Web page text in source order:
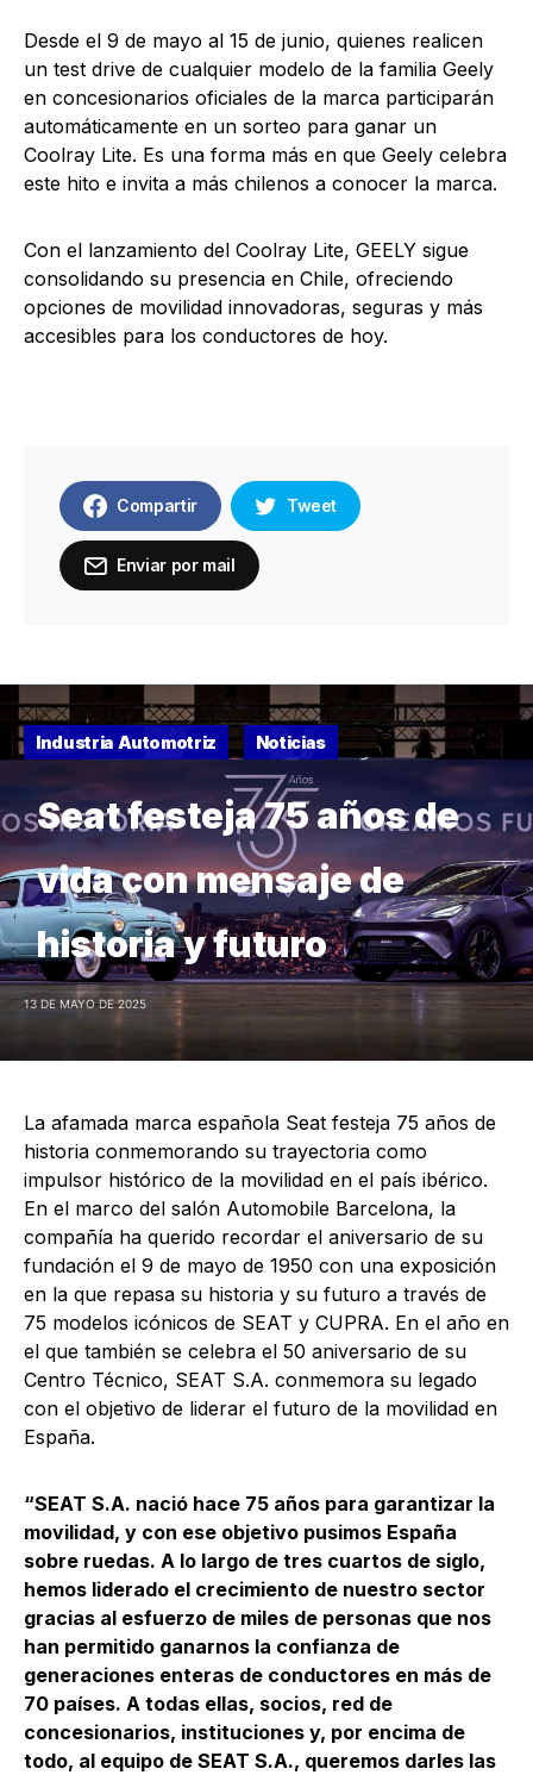
Desde el 9 de mayo al 15 de junio, quienes realicen
un test drive de cualquier modelo de la familia Geely
en concesionarios oficiales de la marca participarán
automáticamente en un sorteo para ganar un
Coolray Lite. Es una forma más en que Geely celebra
este hito e invita a más chilenos a conocer la marca.
Con el lanzamiento del Coolray Lite, GEELY sigue
consolidando su presencia en Chile, ofreciendo
opciones de movilidad innovadoras, seguras y más
accesibles para los conductores de hoy.
Compartir Tweet
Enviar por mail
Industria Automotriz Noticias
Seat festeja 75 años de
vida con mensaje de
historia y futuro
13 DE MAYO DE 2025
La afamada marca española Seat festeja 75 años de
historia conmemorando su trayectoria como
impulsor histórico de la movilidad en el país ibérico.
En el marco del salón Automobile Barcelona, la
compañía ha querido recordar el aniversario de su
fundación el 9 de mayo de 1950 con una exposición
en la que repasa su historia y su futuro a través de
75 modelos icónicos de SEAT y CUPRA. En el año en
el que también se celebra el 50 aniversario de su
Centro Técnico, SEAT S.A. conmemora su legado
con el objetivo de liderar el futuro de la movilidad en
España.
“SEAT S.A. nació hace 75 años para garantizar la
movilidad, y con ese objetivo pusimos España
sobre ruedas. A lo largo de tres cuartos de siglo,
hemos liderado el crecimiento de nuestro sector
gracias al esfuerzo de miles de personas que nos
han permitido ganarnos la confianza de
generaciones enteras de conductores en más de
70 países. A todas ellas, socios, red de
concesionarios, instituciones y, por encima de
todo, al equipo de SEAT S.A., queremos darles las